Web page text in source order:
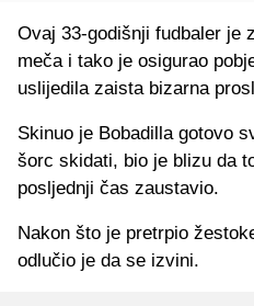
Ovaj 33-godišnji fudbaler je
meča i tako je osigurao
uslijedila zaista bizarna
Skinuo je Bobadilla gotovo
šorc skidati, bio je blizu da
posljednji čas zaustavio.
Nakon što je pretrpio
odlučio je da se izvini.